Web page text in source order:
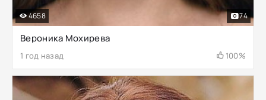
Вероника Мохирева
1 год назад 100%
4658 74